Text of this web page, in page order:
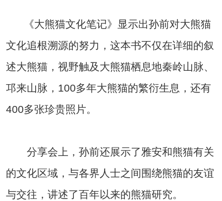
《大熊猫文化笔记》显示出孙前对大熊猫
文化追根溯源的努力，这本书不仅在详细的叙
述大熊猫，视野触及大熊猫栖息地秦岭山脉、
邛来山脉，100多年大熊猫的繁衍生息，还有
400多张珍贵照片。
分享会上，孙前还展示了雅安和熊猫有关
的文化区域，与各界人士之间围绕熊猫的友谊
与交往，讲述了百年以来的熊猫研究。